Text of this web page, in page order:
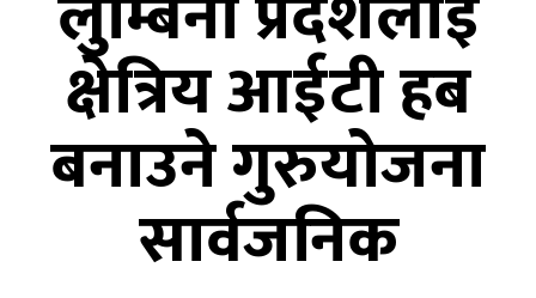
क्षेत्रिय आईटी हब
बनाउने गुरुयोजना
सार्वजनिक